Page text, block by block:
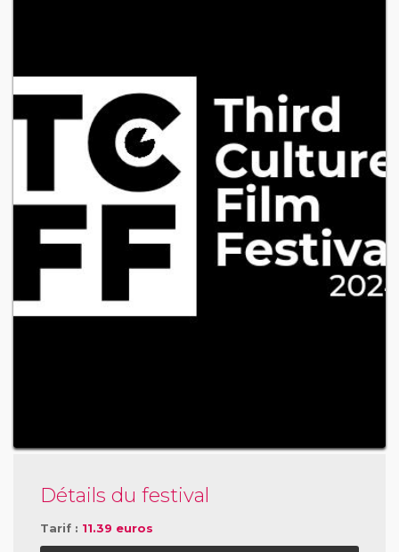
Détails du festival
Tarif : 11.39 euros